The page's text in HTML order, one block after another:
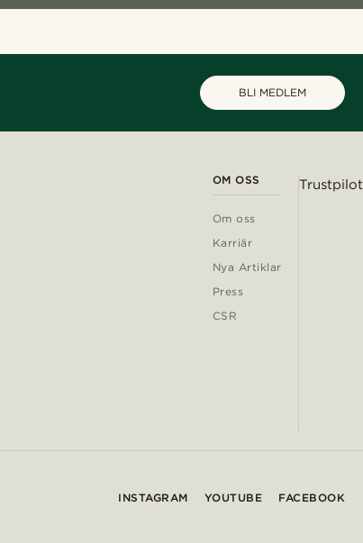
BLI MEDLEM
OM OSS
Om oss
Karriär
Nya Artiklar
Press
CSR
Trustpilot
INSTAGRAM YOUTUBE FACEBOOK